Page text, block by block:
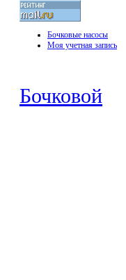
Бочковые насосы
Моя учетная запись
Бочковой